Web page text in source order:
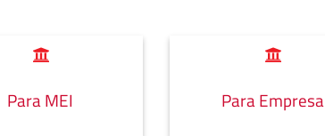
Para MEI Para Empresa